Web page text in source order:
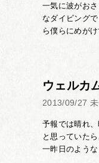
一気に波がお
なダイビング
ら僕らにめが
ウェルカ
2013/09/27
予報では晴れ
と思っていた
一昨日のよう